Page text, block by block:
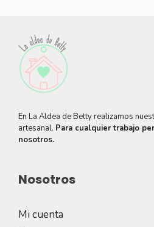
En La Aldea de Betty realizamos
artesanal. Para cualquier trabajo
nosotros.
Nosotros
Mi cuenta